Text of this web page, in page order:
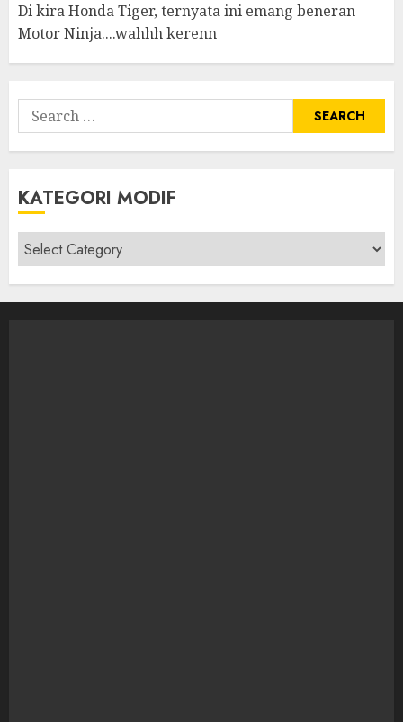
Di kira Honda Tiger, ternyata ini emang beneran
Motor Ninja....wahhh kerenn
Search
for:
KATEGORI MODIF
Kategori
modif